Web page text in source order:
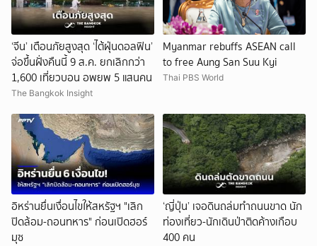
‘จีน’ เตือนภัยสูงสุด ‘ไต้ฝุ่นดอลฟิน’
จ่อขึ้นฝั่งคืนนี้ 9 ส.ค. ยกเลิกกว่า
1,600 เที่ยวบอน อพยพ 5 แสนคน
The Bangkok Insight
Myanmar rebuffs ASEAN call
to free Aung San Suu Kyi
Thai PBS World
อิหร่านยื่นเงื่อนไขให้สหรัฐฯ "เลิก
ปิดล้อม-ถอนทหาร" ก่อนเปิดฮอร์
มุซ
‘ญี่ปุ่น’ เจอดินถล่มทำถนนขาด นัก
ท่องเที่ยว-นักเดินป่าติดค้างเกือบ
400 คน